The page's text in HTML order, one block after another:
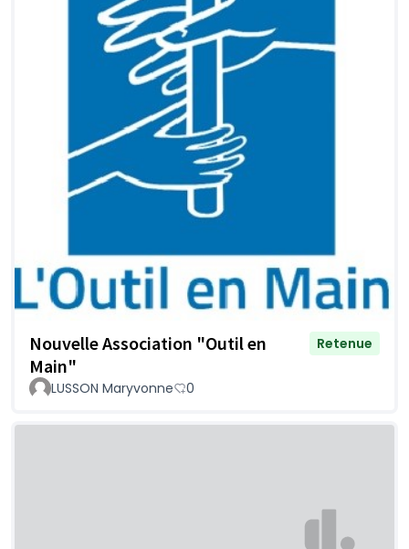
Nouvelle Association "Outil en
Main"
Retenue
LUSSON Maryvonne 0